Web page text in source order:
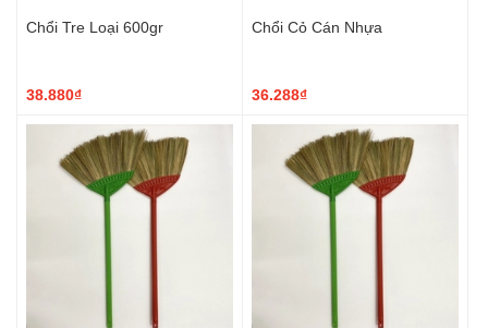
Chổi Tre Loại 600gr
38.880₫
Chổi Cỏ Cán Nhựa
36.288₫